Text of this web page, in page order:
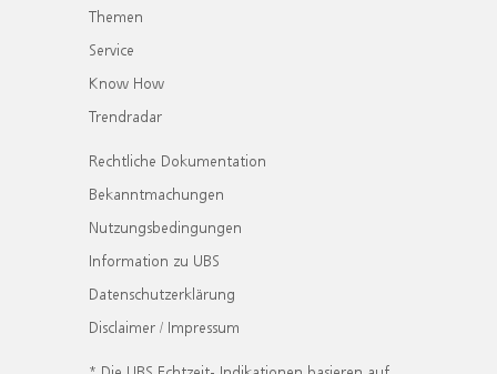
Themen
Service
Know How
Trendradar
Rechtliche Dokumentation
Bekanntmachungen
Nutzungsbedingungen
Information zu UBS
Datenschutzerklärung
Disclaimer / Impressum